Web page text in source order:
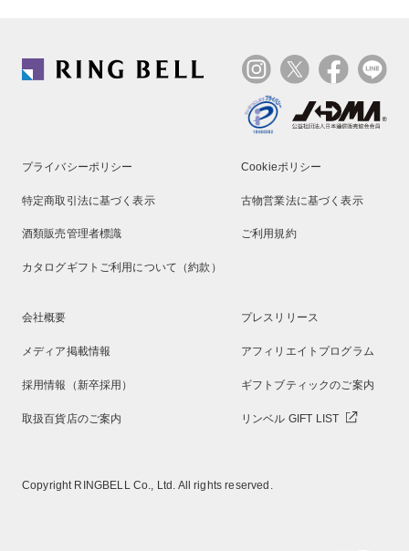
プライバシーポリシー Cookieポリシー
特定商取引法に基づく表示 古物営業法に基づく表示
酒類販売管理者標識 ご利用規約
カタログギフトご利用について（約款）
会社概要 プレスリリース
メディア掲載情報 アフィリエイトプログラム
採用情報（新卒採用） ギフトブティックのご案内
取扱百貨店のご案内 リンベル GIFT LIST
Copyright RINGBELL Co., Ltd. All rights reserved.